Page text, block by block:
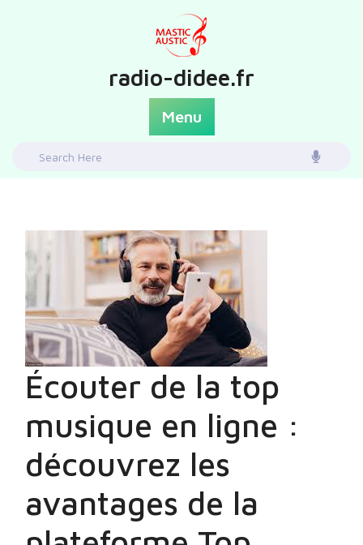
radio-didee.fr
Menu
Search
Écouter de la top
musique en ligne :
découvrez les
avantages de la